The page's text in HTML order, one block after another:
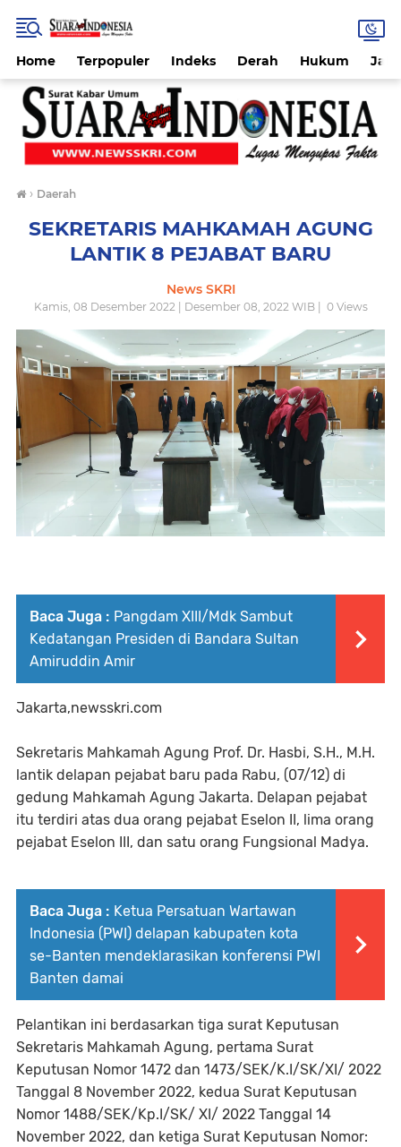
Home Terpopuler Indeks Derah Hukum
› Daerah
SEKRETARIS MAHKAMAH AGUNG
LANTIK 8 PEJABAT BARU
News SKRI
Kamis, 08 Desember 2022 | Desember 08, 2022 WIB | 0Views
Baca Juga : Pangdam XIII/Mdk Sambut
Kedatangan Presiden di Bandara Sultan
Amiruddin Amir
Jakarta,newsskri.com
Sekretaris Mahkamah Agung Prof. Dr. Hasbi, S.H., M.H.
lantik delapan pejabat baru pada Rabu, (07/12) di
gedung Mahkamah Agung Jakarta. Delapan pejabat
itu terdiri atas dua orang pejabat Eselon II, lima orang
pejabat Eselon III, dan satu orang Fungsional Madya.
Baca Juga : Ketua Persatuan Wartawan
Indonesia (PWI) delapan kabupaten kota
se-Banten mendeklarasikan konferensi PWI
Banten damai
Pelantikan ini berdasarkan tiga surat Keputusan
Sekretaris Mahkamah Agung, pertama Surat
Keputusan Nomor 1472 dan 1473/SEK/K.I/SK/XI/ 2022
Tanggal 8 November 2022, kedua Surat Keputusan
Nomor 1488/SEK/Kp.I/SK/ XI/ 2022 Tanggal 14
November 2022, dan ketiga Surat Keputusan Nomor: